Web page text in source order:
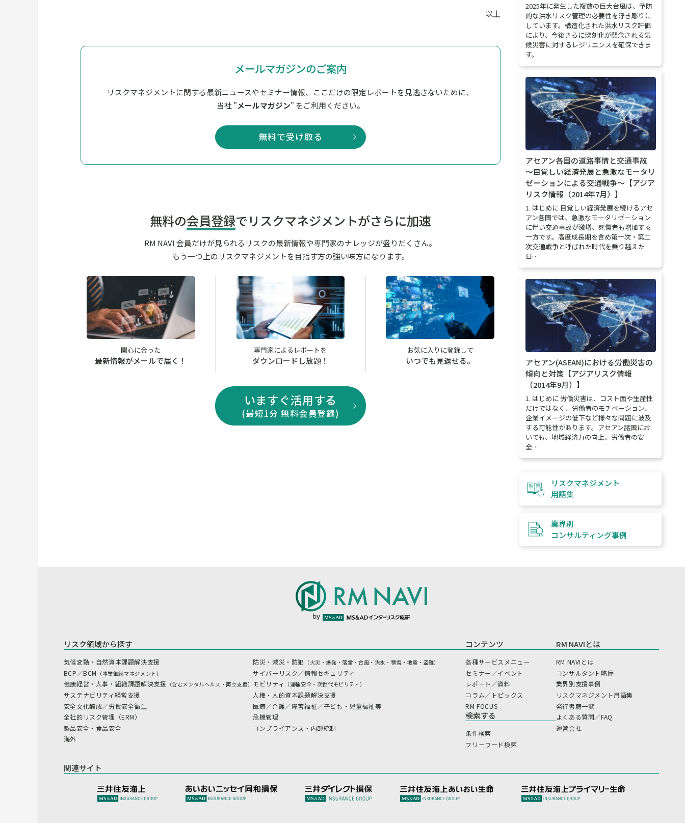
以上
メールマガジンのご案内
リスクマネジメントに関する最新ニュースやセミナー情報、ここだけの限定レポートを見逃さないために、
当社 "メールマガジン" をご利用ください。
無料で受け取る
無料の会員登録でリスクマネジメントがさらに加速
RM NAVI 会員だけが見られるリスクの最新情報や専門家のナレッジが盛りだくさん。
もう一つ上のリスクマネジメントを目指す方の強い味方になります。
関心に合った
最新情報がメールで届く！
専門家によるレポートを
ダウンロードし放題！
お気に入りに登録して
いつでも見返せる。
いますぐ活用する
(最短1分 無料会員登録)
2025年に発生した複数の巨大台風は、予防
的な洪水リスク管理の必要性を浮き彫りに
しています。構造化された洪水リスク評価
により、今後さらに深刻化が懸念される気
候災害に対するレジリエンスを確保できま
す。
アセアン各国の道路事情と交通事故
～目覚しい経済発展と急激なモータリ
ゼーションによる交通戦争～【アジア
リスク情報（2014年7月）】
1. はじめに 目覚しい経済発展を続けるアセ
アン各国では、急激なモータリゼーション
に伴い交通事故が激増、死傷者も増加する
一方です。高度成長期を含め第一次・第二
次交通戦争と呼ばれた時代を乗り越えた
日…
アセアン(ASEAN)における労働災害の
傾向と対策【アジアリスク情報
（2014年9月）】
1. はじめに 労働災害は、コスト面や生産性
だけではなく、労働者のモチベーション、
企業イメージの低下など様々な問題に波及
する可能性があります。アセアン諸国にお
いても、地域経済力の向上、労働者の安
全…
リスクマネジメント
用語集
業界別
コンサルティング事例
by
リスク領域から探す
気候変動・自然資本課題解決支援
BCP／BCM （事業継続マネジメント）
健康経営・人事・組織課題解決支援 （含むメンタルヘルス・両立支援）
サステナビリティ経営支援
安全文化醸成／労働安全衛生
全社的リスク管理（ERM）
製品安全・食品安全
海外
防災・減災・防犯 （火災・爆発・落雷・台風・洪水・積雪・地震・盗難）
サイバーリスク／情報セキュリティ
モビリティ （運輸安全・次世代モビリティ）
人権・人的資本課題解決支援
医療／介護／障害福祉／子ども・児童福祉等
危機管理
コンプライアンス・内部統制
コンテンツ
各種サービスメニュー
セミナー／イベント
レポート／資料
コラム／トピックス
RM FOCUS
検索する
条件検索
フリーワード検索
RM NAVIとは
RM NAVIとは
コンサルタント略歴
業界別支援事例
リスクマネジメント用語集
発行書籍一覧
よくある質問／FAQ
運営会社
関連サイト